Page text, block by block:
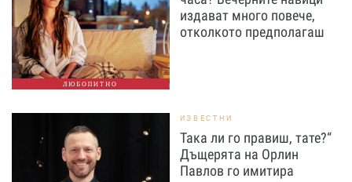
ЛЮБОПИТНО
издават много повече,
отколкото предполагаш
ИЗВЕСТНИ
Така ли го правиш, тате?“
Дъщерята на Орлин
Павлов го имитира